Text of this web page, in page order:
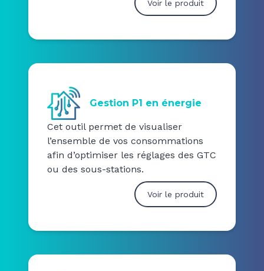
Voir le produit
Gestion P1 en énergie
Cet outil permet de visualiser
l’ensemble de vos consommations
afin d’optimiser les réglages des GTC
ou des sous-stations.
Voir le produit